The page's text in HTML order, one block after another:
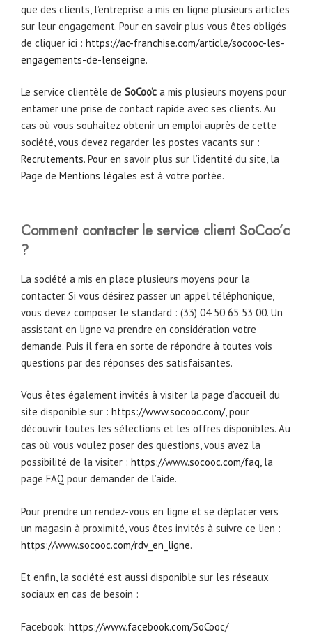
que des clients, l’entreprise a mis en ligne plusieurs articles
sur leur engagement. Pour en savoir plus vous êtes obligés
de cliquer ici : https://ac-franchise.com/article/socooc-les-
engagements-de-lenseigne.
Le service clientèle de SoCoo’c a mis plusieurs moyens pour
entamer une prise de contact rapide avec ses clients. Au
cas où vous souhaitez obtenir un emploi auprès de cette
société, vous devez regarder les postes vacants sur :
Recrutements. Pour en savoir plus sur l’identité du site, la
Page de Mentions légales est à votre portée.
Comment contacter le service client SoCoo’c
?
La société a mis en place plusieurs moyens pour la
contacter. Si vous désirez passer un appel téléphonique,
vous devez composer le standard : (33) 04 50 65 53 00. Un
assistant en ligne va prendre en considération votre
demande. Puis il fera en sorte de répondre à toutes vois
questions par des réponses des satisfaisantes.
Vous êtes également invités à visiter la page d’accueil du
site disponible sur : https://www.socooc.com/, pour
découvrir toutes les sélections et les offres disponibles. Au
cas où vous voulez poser des questions, vous avez la
possibilité de la visiter : https://www.socooc.com/faq, la
page FAQ pour demander de l’aide.
Pour prendre un rendez-vous en ligne et se déplacer vers
un magasin à proximité, vous êtes invités à suivre ce lien :
https://www.socooc.com/rdv_en_ligne.
Et enfin, la société est aussi disponible sur les réseaux
sociaux en cas de besoin :
Facebook: https://www.facebook.com/SoCooc/